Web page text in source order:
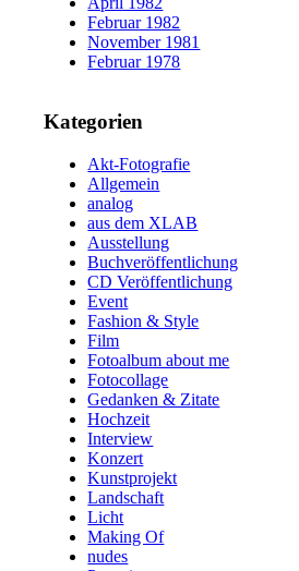
Februar 1982
November 1981
Februar 1978
Kategorien
Akt-Fotografie
Allgemein
analog
aus dem XLAB
Ausstellung
Buchveröffentlichung
CD Veröffentlichung
Event
Fashion & Style
Film
Fotoalbum about me
Fotocollage
Gedanken & Zitate
Hochzeit
Interview
Konzert
Kunstprojekt
Landschaft
Licht
Making Of
nudes